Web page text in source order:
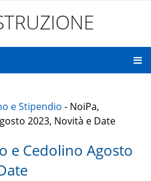
e Stipendio - NoiPa,
2023, Novità e Date
e Cedolino Agosto